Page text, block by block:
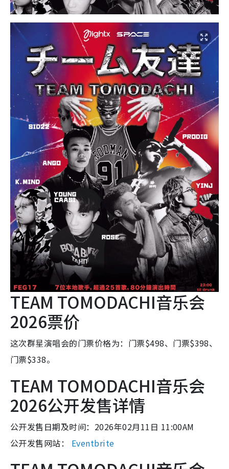
TEAM TOMODACHI音乐会
2026票价
这次群星演唱会的门票价格为：门票$498、门票$398、
门票$338。
TEAM TOMODACHI音乐会
2026公开发售详情
公开发售日期及时间：2026年02月11日 11:00AM
公开发售网站： Eventbrite